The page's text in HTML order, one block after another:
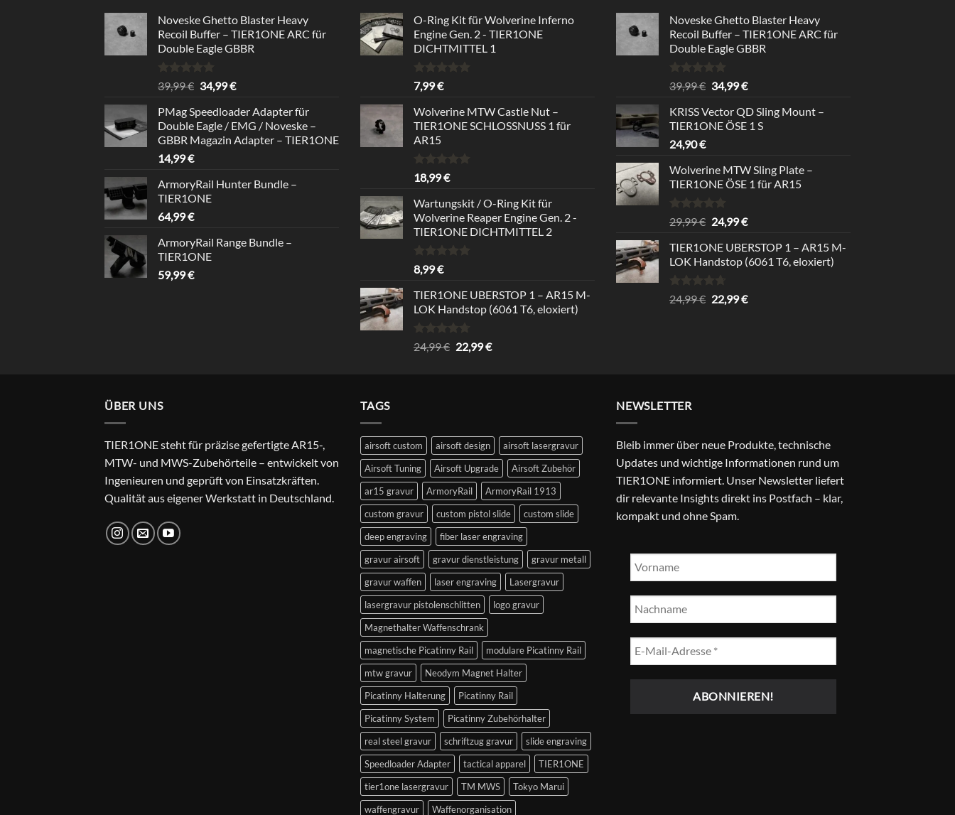
Noveske Ghetto Blaster Heavy
Recoil Buffer – TIER1ONE ARC für
Double Eagle GBBR
Rated5.00
out of 5
39,99€ Original
was:
39,99 €.
34,99€Current
is:
34,99 €.
PMag Speedloader Adapter für
Double Eagle / EMG / Noveske –
GBBR Magazin Adapter – TIER1ONE
14,99€
ArmoryRail Hunter Bundle –
TIER1ONE
64,99€
ArmoryRail Range Bundle –
TIER1ONE
59,99€
O-Ring Kit für Wolverine Inferno
Engine Gen. 2 - TIER1ONE
DICHTMITTEL 1
Rated
out of 5
7,99€
Wolverine MTW Castle Nut –
TIER1ONE SCHLOSSNUSS 1 für
AR15
Rated5.00
out of 5
18,99€
Wartungskit / O-Ring Kit für
Wolverine Reaper Engine Gen. 2 -
TIER1ONE DICHTMITTEL 2
Rated
out of 5
8,99€
TIER1ONE UBERSTOP 1 – AR15 M-
LOK Handstop (6061 T6, eloxiert)
Rated4.67
out of 5
24,99€ Original
22,99€Current
Noveske Ghetto Blaster Heavy
Recoil Buffer – TIER1ONE ARC für
Double Eagle GBBR
Rated5.00
out of 5
39,99€ Original
was:
39,99 €.
34,99€Current
is:
34,99 €.
KRISS Vector QD Sling Mount –
TIER1ONE ÖSE 1 S
24,90€
Wolverine MTW Sling Plate –
TIER1ONE ÖSE 1 für AR15
Rated5.00
out of 5
29,99€ Original
was:
29,99 €.
24,99€Current
is:
24,99 €.
TIER1ONE UBERSTOP 1 – AR15 M-
LOK Handstop (6061 T6, eloxiert)
Rated4.67
out of 5
24,99€ Original
22,99€Current
ÜBER UNS
TIER1ONE steht für präzise gefertigte AR15-,
MTW- und MWS-Zubehörteile – entwickelt von
Ingenieuren und geprüft von Einsatzkräften.
Qualität aus eigener Werkstatt in Deutschland.
TAGS
airsoft custom airsoft design
airsoft lasergravur
Airsoft Tuning
Airsoft Upgrade
Airsoft Zubehör
ar15 gravur
ArmoryRail
ArmoryRail 1913
custom gravur
custom pistol slide
custom slide
deep engraving
fiber laser engraving
gravur airsoft
gravur dienstleistung
gravur metall
gravur waffen
laser engraving
Lasergravur
lasergravur pistolenschlitten
logo gravur
Magnethalter Waffenschrank
magnetische Picatinny Rail
modulare Picatinny Rail
mtw gravur
Neodym Magnet Halter
Picatinny Halterung
Picatinny Rail
Picatinny System
Picatinny Zubehörhalter
real steel gravur
schriftzug gravur
slide engraving
Speedloader Adapter
tactical apparel
TIER1ONE
tier1one lasergravur
TM MWS
Tokyo Marui
waffengravur
Waffenorganisation
NEWSLETTER
Bleib immer über neue Produkte, technische
Updates und wichtige Informationen rund um
TIER1ONE informiert. Unser Newsletter liefert
dir relevante Insights direkt ins Postfach – klar,
kompakt und ohne Spam.